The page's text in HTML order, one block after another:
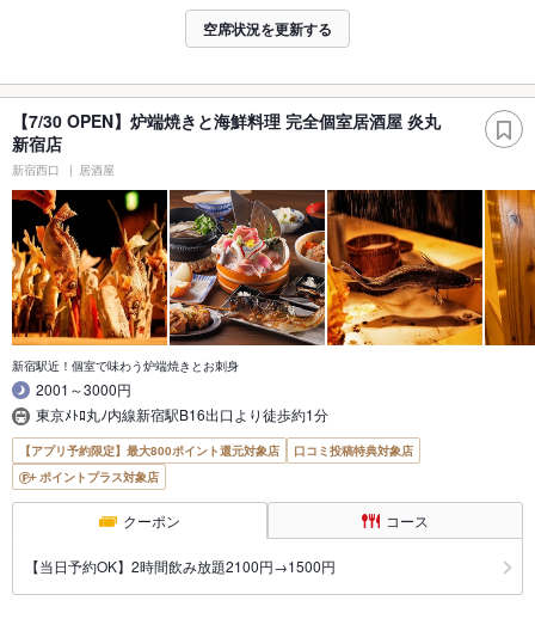
空席状況を更新する
【7/30 OPEN】炉端焼きと海鮮料理 完全個室居酒屋 炎丸
新宿店
新宿西口 居酒屋
新宿駅近！個室で味わう炉端焼きとお刺身
2001～3000円
東京ﾒﾄﾛ丸ﾉ内線新宿駅B16出口より徒歩約1分
【アプリ予約限定】最大800ポイント還元対象店
口コミ投稿特典対象店
ポイントプラス対象店
クーポン コース
【当日予約OK】2時間飲み放題2100円→1500円